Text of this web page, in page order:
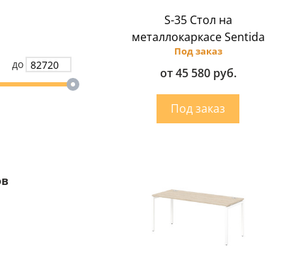
до
S-35 Стол на
металлокаркасе Sentida
Под заказ
от 45 580 руб.